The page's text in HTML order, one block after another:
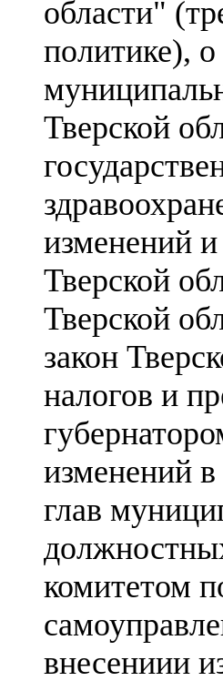
области"
политике), о
Тверской
изменений
Тверской
Тверской
закон
налогов и
изменений
глав
комитетом
внесениии